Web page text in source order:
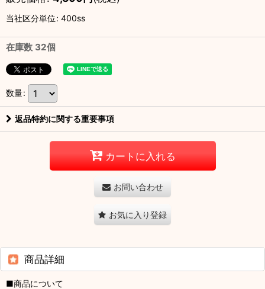
当社区分単位: 400ss
在庫数 32個
数量:
返品特約に関する重要事項
カートに入れる
お問い合わせ
お気に入り登録
商品詳細
■商品について